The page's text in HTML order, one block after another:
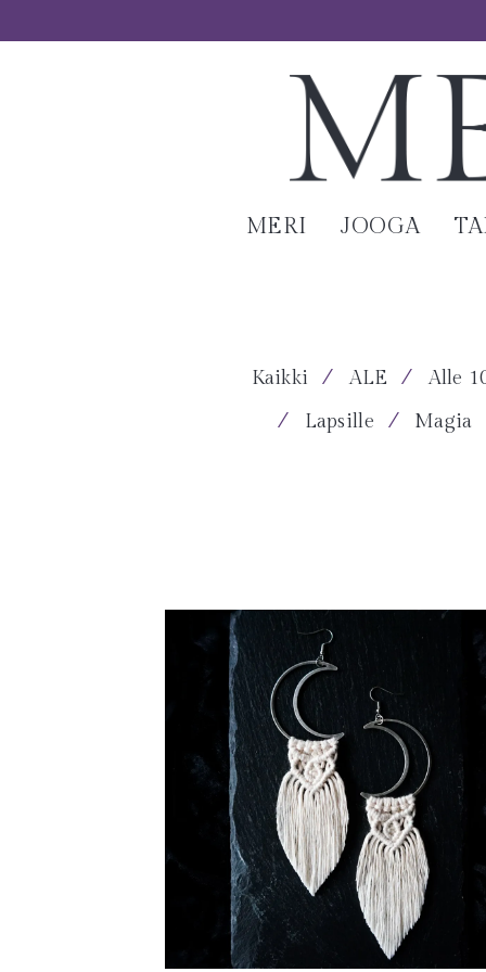
MERI JOOGA
Kaikki ⁄ ALE ⁄ Alle
⁄ Lapsille ⁄ Magia